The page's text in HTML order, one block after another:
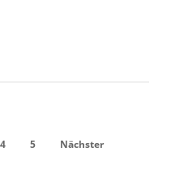
4 5 Nächster